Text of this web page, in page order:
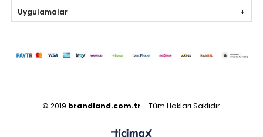
Uygulamalar
© 2019 brandland.com.tr - Tüm Hakları Saklıdır.